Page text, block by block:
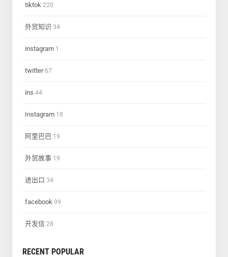
tiktok 220
外贸知识 34
instagram 1
twitter67
ins 44
Instagram 18
阿里巴巴 19
外贸故事 19
进出口 34
facebook 99
开发信 28
RECENT POPULAR